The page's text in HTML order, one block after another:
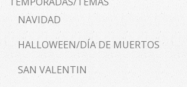
NAVIDAD
HALLOWEEN/DÍA DE MUERTOS
SAN VALENTIN